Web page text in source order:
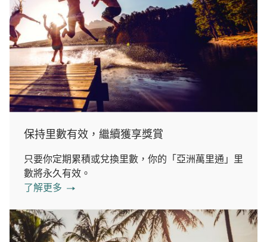
保持里數有效，繼續獲享獎賞
只要你定期累積或兌換里數，你的「亞洲萬里通」里
數將永久有效。
了解更多